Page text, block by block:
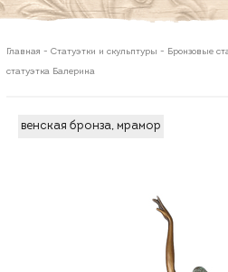
Главная - Статуэтки и скульптуры - Бронзовые
статуэтка Балерина
венская бронза, мрамор